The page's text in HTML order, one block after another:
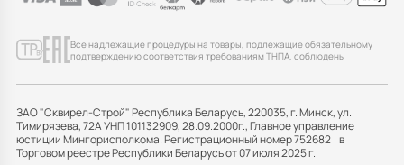
Все надлежащие процедуры на товары, подлежащие обязательному
подтверждению соответствия требованиям ТНПА, соблюдены
ЗАО "Сквирел-Строй" Республика Беларусь, 220035, г. Минск, ул.
Тимирязева, 72А УНП 101132909, 28.09.2000г., Главное управление
юстиции Мингорисполкома. Регистрационный номер 752682 в
Торговом реестре Республики Беларусь от 07 июля 2025 г.